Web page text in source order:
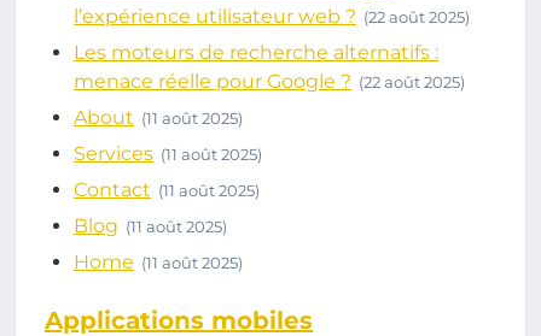
l’expérience utilisateur web ? (22 août 2025)
Les moteurs de recherche alternatifs :
menace réelle pour Google ? (22 août 2025)
About (11 août 2025)
Services (11 août 2025)
Contact (11 août 2025)
Blog (11 août 2025)
Home (11 août 2025)
Applications mobiles